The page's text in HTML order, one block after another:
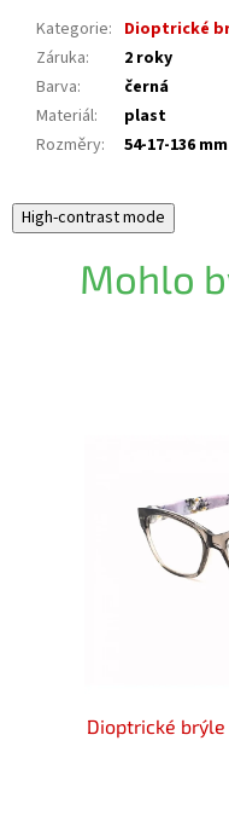
Kategorie: Dioptrické
Záruka:
2 roky
Barva:
černá
Materiál:
plast
Rozměry: 54-17-136 mm
High-contrast mode
Mohlo
Dioptrické